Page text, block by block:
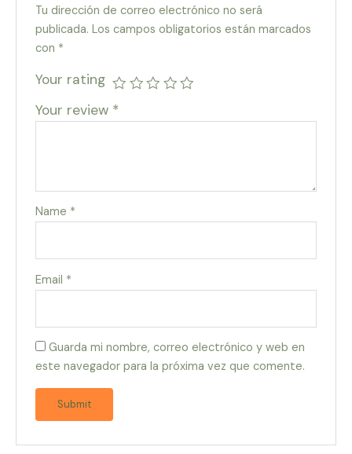
Tu dirección de correo electrónico no será
publicada. Los campos obligatorios están marcados
con *
Your rating
Your review *
Name *
Email *
Guarda mi nombre, correo electrónico y web en
este navegador para la próxima vez que comente.